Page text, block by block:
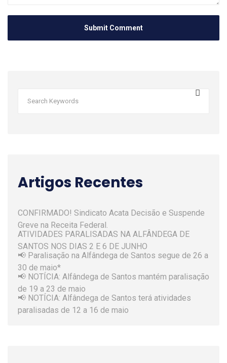
Artigos Recentes
CONFIRMADO! Sindicato Acata Decisão e Suspende
ATIVIDADES PARALISADAS NA ALFÂNDEGA DE
📢 Paralisação na Alfândega de Santos segue de 26 a
📢 NOTÍCIA: Alfândega de Santos mantém paralisação
📢 NOTÍCIA: Alfândega de Santos terá atividades